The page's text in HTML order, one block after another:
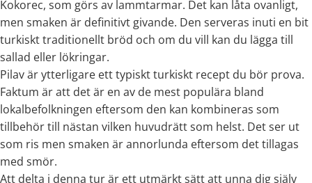
Kokorec, som görs av lammtarmar. Det kan låta ovanligt,
men smaken är definitivt givande. Den serveras inuti en bit
turkiskt traditionellt bröd och om du vill kan du lägga till
sallad eller lökringar.
Pilav är ytterligare ett typiskt turkiskt recept du bör prova.
Faktum är att det är en av de mest populära bland
lokalbefolkningen eftersom den kan kombineras som
tillbehör till nästan vilken huvudrätt som helst. Det ser ut
som ris men smaken är annorlunda eftersom det tillagas
med smör.
Att delta i denna tur är ett utmärkt sätt att unna dig själv